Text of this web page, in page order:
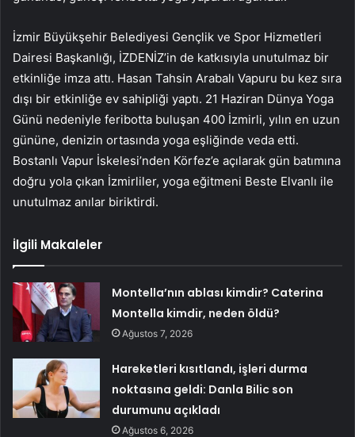
İzmir Büyükşehir Belediyesi Gençlik ve Spor Hizmetleri
Dairesi Başkanlığı, İZDENİZ’in de katkısıyla unutulmaz bir
etkinliğe imza attı. Hasan Tahsin Arabalı Vapuru bu kez sıra
dışı bir etkinliğe ev sahipliği yaptı. 21 Haziran Dünya Yoga
Günü nedeniyle feribotta buluşan 400 İzmirli, yılın en uzun
gününe, denizin ortasında yoga eşliğinde veda etti.
Bostanlı Vapur İskelesi’nden Körfez’e açılarak gün batımına
doğru yola çıkan İzmirliler, yoga eğitmeni Beste Elvanlı ile
unutulmaz anılar biriktirdi.
İlgili Makaleler
Montella’nın ablası kimdir? Caterina
Montella kimdir, neden öldü?
Ağustos 7, 2026
Hareketleri kısıtlandı, işleri durma
noktasına geldi: Danla Bilic son
durumunu açıkladı
Ağustos 6, 2026